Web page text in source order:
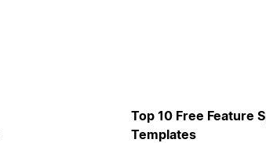
Top 10 Free Feature
Templates